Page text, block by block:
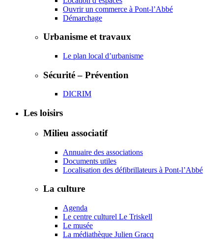
Ouvrir un commerce à Pont-l’Abbé
Démarchage
Urbanisme et travaux
Le plan local d’urbanisme
Sécurité – Prévention
DICRIM
Les loisirs
Milieu associatif
Annuaire des associations
Documents utiles
Localisation des défibrillateurs à Pont-l’Abbé
La culture
Agenda
Le centre culturel Le Triskell
Le musée
La médiathèque Julien Gracq